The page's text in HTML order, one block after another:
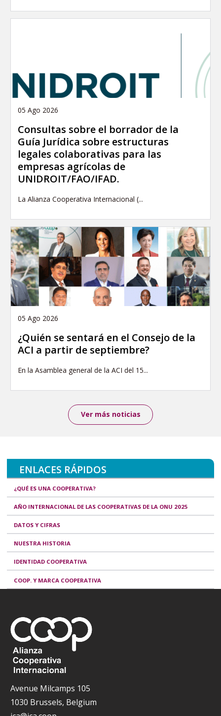
05 Ago 2026
Consultas sobre el borrador de la
Guía Jurídica sobre estructuras
legales colaborativas para las
empresas agrícolas de
UNIDROIT/FAO/IFAD.
La Alianza Cooperativa Internacional (...
05 Ago 2026
¿Quién se sentará en el Consejo de la
ACI a partir de septiembre?
En la Asamblea general de la ACI del 15...
Ver más noticias
ENLACES RÁPIDOS
¿QUÉ ES UNA COOPERATIVA?
AÑO INTERNACIONAL DE LAS COOPERATIVAS DE LA ONU 2025
DATOS Y CIFRAS
NUESTRA HISTORIA
IDENTIDAD COOPERATIVA
COOP. Y MARCA COOPERATIVA
Avenue Milcamps 105
1030 Brussels, Belgium